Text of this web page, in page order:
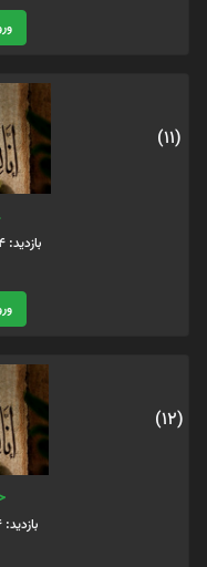
(11)
بازدید: 374 - کد متوفی: 53800
(12)
بازدید: 414 - کد متوفی: 69193